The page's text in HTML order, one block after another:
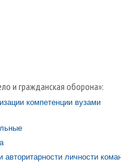
и гражданская оборона»:
компетенции вузами
личности